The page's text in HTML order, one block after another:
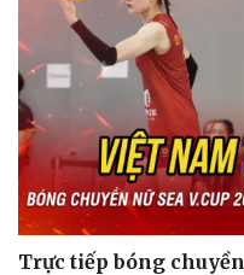
Trực tiếp bóng